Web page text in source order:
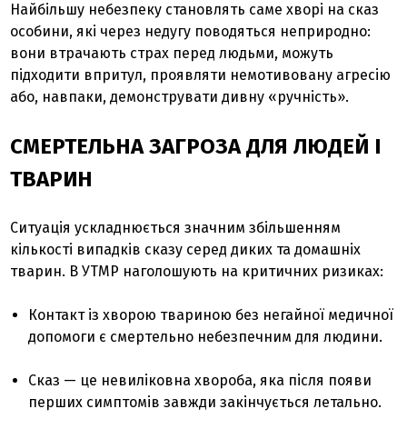
Найбільшу небезпеку становлять саме хворі на сказ
особини, які через недугу поводяться неприродно:
вони втрачають страх перед людьми, можуть
підходити впритул, проявляти немотивовану агресію
або, навпаки, демонструвати дивну «ручність».
СМЕРТЕЛЬНА ЗАГРОЗА ДЛЯ ЛЮДЕЙ І
ТВАРИН
Ситуація ускладнюється значним збільшенням
кількості випадків сказу серед диких та домашніх
тварин. В УТМР наголошують на критичних ризиках:
Контакт із хворою твариною без негайної медичної
допомоги є смертельно небезпечним для людини.
Сказ — це невиліковна хвороба, яка після появи
перших симптомів завжди закінчується летально.